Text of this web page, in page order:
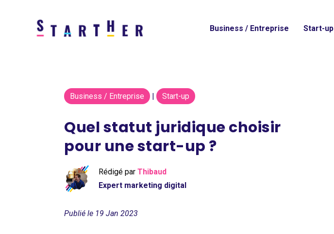
Business / Entreprise Start-up
Business / Entreprise | Start-up
Quel statut juridique choisir
pour une start-up ?
Rédigé parThibaud
Expert marketing digital
Publié le 19 Jan 2023